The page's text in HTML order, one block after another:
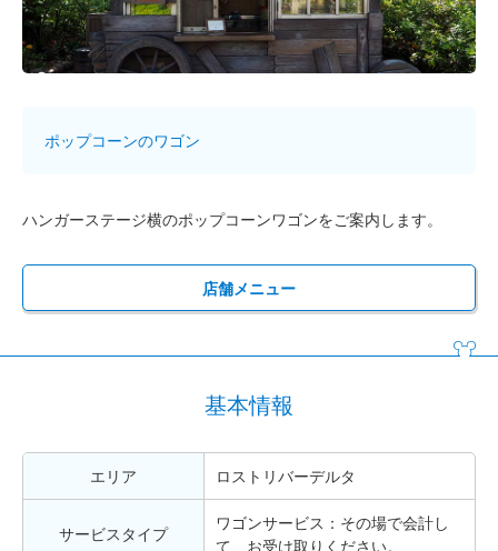
ポップコーンのワゴン
ハンガーステージ横のポップコーンワゴンをご案内します。
店舗メニュー
基本情報
エリア ロストリバーデルタ
サービスタイプ
ワゴンサービス：その場で会計し
て、お受け取りください。